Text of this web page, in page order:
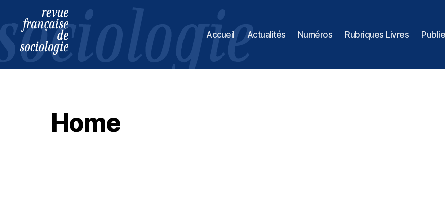
Revue
française
Accueil Actualités Numéros Rubriques Livres
Home